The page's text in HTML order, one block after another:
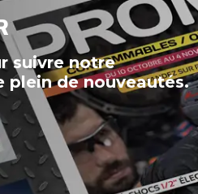
suivre notre
de nouveautés.